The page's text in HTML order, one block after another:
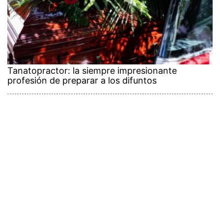
Tanatopractor: la siempre impresionante
profesión de preparar a los difuntos